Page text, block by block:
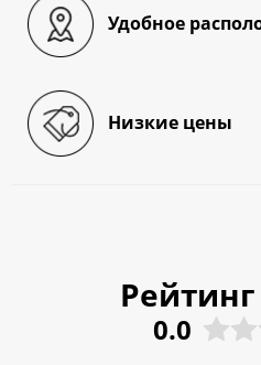
Удобное
Низкие цены
0.0